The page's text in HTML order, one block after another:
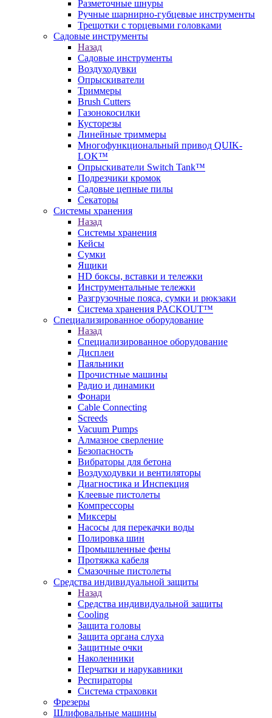
Разметочные шнуры
Ручные шарнирно-губцевые инструменты
Трещотки с торцевыми головками
Садовые инструменты
Назад
Садовые инструменты
Воздуходувки
Опрыскиватели
Триммеры
Brush Cutters
Газонокосилки
Кусторезы
Линейные триммеры
Многофункциональный привод QUIK-
LOK™
Опрыскиватели Switch Tank™
Подрезчики кромок
Садовые цепные пилы
Секаторы
Системы хранения
Назад
Системы хранения
Кейсы
Сумки
Ящики
HD боксы, вставки и тележки
Инструментальные тележки
Разгрузочные пояса, сумки и рюкзаки
Система хранения PACKOUT™
Специализированное оборудование
Назад
Специализированное оборудование
Дисплеи
Паяльники
Прочистные машины
Радио и динамики
Фонари
Cable Connecting
Screeds
Vacuum Pumps
Алмазное сверление
Безопасность
Вибраторы для бетона
Воздуходувки и вентиляторы
Диагностика и Инспекция
Клеевые пистолеты
Компрессоры
Миксеры
Насосы для перекачки воды
Полировка шин
Промышленные фены
Протяжка кабеля
Смазочные пистолеты
Средства индивидуальной защиты
Назад
Средства индивидуальной защиты
Cooling
Защита головы
Защита органа слуха
Защитные очки
Наколенники
Перчатки и нарукавники
Респираторы
Система страховки
Фрезеры
Шлифовальные машины